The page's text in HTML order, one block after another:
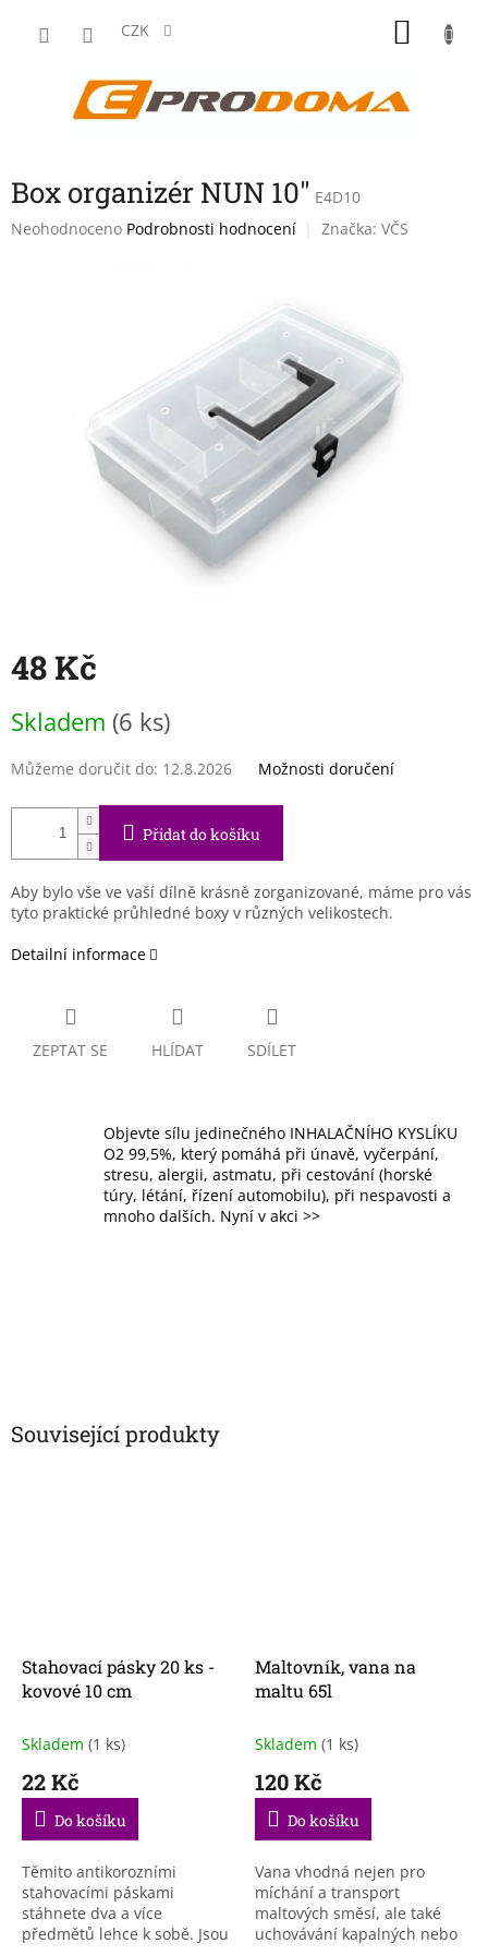
CZK
Box organizér NUN 10" E4D10
Průměrné
Neohodnoceno Podrobnosti hodnocení Značka: VČS
48 Kč
cena:
Skladem (6 ks)
Můžeme doručit do: 12.8.2026 Možnosti doručení
Přidat do košíku
Aby bylo vše ve vaší dílně krásně zorganizované, máme pro vás
tyto praktické průhledné boxy v různých velikostech.
Detailní informace
ZEPTAT SE HLÍDAT SDÍLET
Objevte sílu jedinečného INHALAČNÍHO KYSLÍKU
O2 99,5%, který pomáhá při únavě, vyčerpání,
stresu, alergii, astmatu, při cestování (horské
túry, létání, řízení automobilu), při nespavosti a
mnoho dalších. Nyní v akci >>
Související produkty
Stahovací pásky 20 ks -
kovové 10 cm
Skladem (1 ks)
22 Kč
Do košíku
Těmito antikorozními
stahovacími páskami
stáhnete dva a více
předmětů lehce k sobě. Jsou
Maltovník, vana na
maltu 65l
Skladem (1 ks)
120 Kč
Do košíku
Vana vhodná nejen pro
míchání a transport
maltových směsí, ale také
uchovávání kapalných nebo